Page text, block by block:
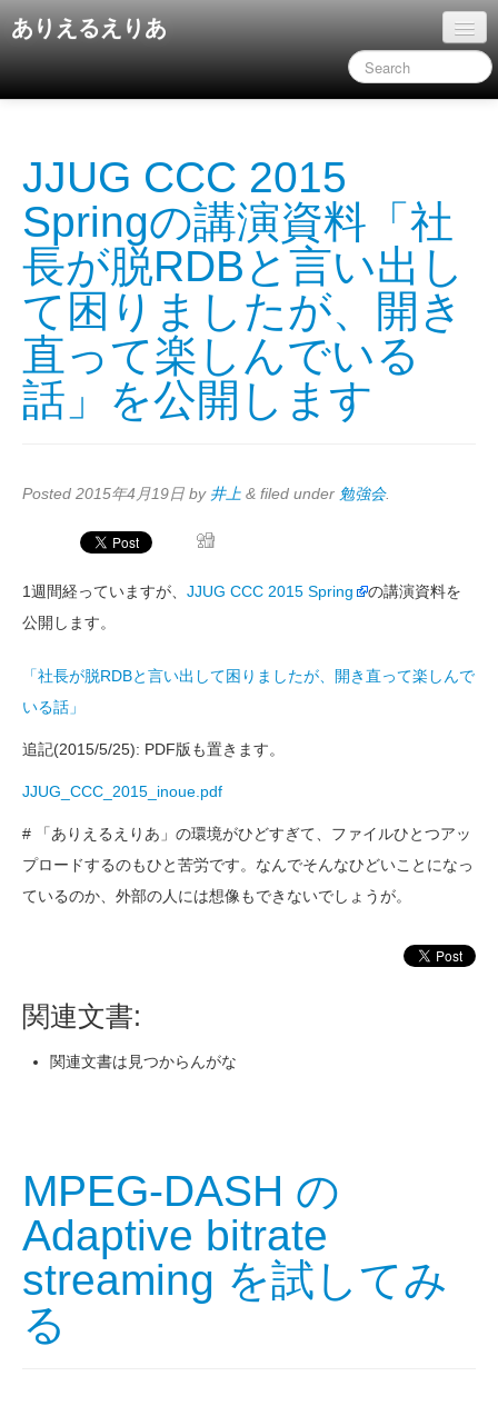
ありえるえりあ
旧コンテンツ
JJUG CCC 2015
Springの講演資料「社
長が脱RDBと言い出し
て困りましたが、開き
直って楽しんでいる
話」を公開します
Posted 2015年4月19日 by 井上 & filed under 勉強会.
1週間経っていますが、 JJUG CCC 2015 Spring
の講演資料を
公開します。
「社長が脱RDBと言い出して困りましたが、開き直って楽しんで
いる話」
追記(2015/5/25): PDF版も置きます。
JJUG_CCC_2015_inoue.pdf
# 「ありえるえりあ」の環境がひどすぎて、ファイルひとつアッ
プロードするのもひと苦労です。なんでそんなひどいことになっ
ているのか、外部の人には想像もできないでしょうが。
関連文書:
関連文書は見つからんがな
MPEG-DASH の
Adaptive bitrate
streaming を試してみ
る